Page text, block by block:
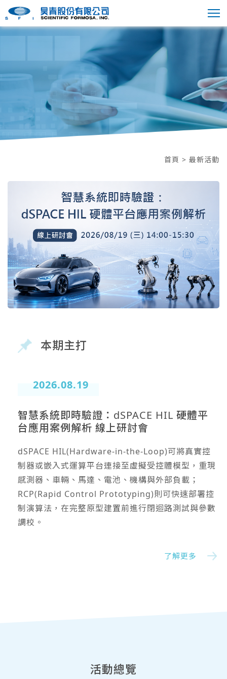
首頁 > 最新活動
本期主打
2026.08.19
智慧系統即時驗證：dSPACE HIL 硬體平
台應用案例解析 線上研討會
dSPACE HIL(Hardware-in-the-Loop)可將真實控
制器或嵌入式運算平台連接至虛擬受控體模型，重現
感測器、車輛、馬達、電池、機構與外部負載；
RCP(Rapid Control Prototyping)則可快速部署控
制演算法，在完整原型建置前進行閉迴路測試與參數
調校。
了解更多
活動總覽